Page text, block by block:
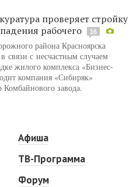
проверяет стройку
рабочего
16
района Красноярска
связи с несчастным случаем
жилого комплекса «Бизнес-
компания «Сибиряк»
завода.
Афиша
ТВ-Программа
Форум